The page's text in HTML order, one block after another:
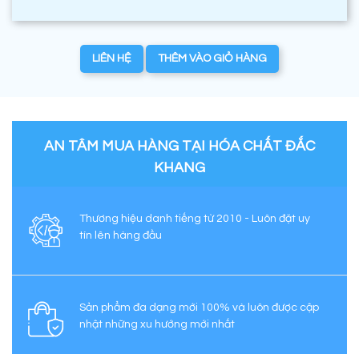
LIÊN HỆ THÊM VÀO GIỎ HÀNG
AN TÂM MUA HÀNG TẠI HÓA CHẤT ĐẮC
KHANG
Thương hiệu danh tiếng từ 2010 - Luôn đặt uy
tín lên hàng đầu
Sản phẩm đa dạng mới 100% và luôn được cập
nhật những xu hướng mới nhất